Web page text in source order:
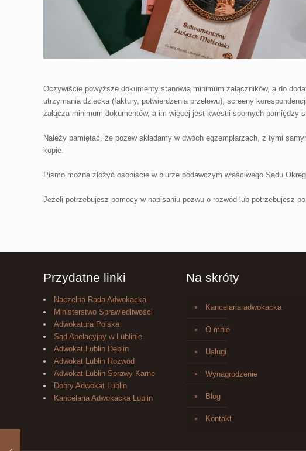
Oczywiście powyższe dokumenty stanowią minimum załączników, a do
utrzymania dziecka (faktury, potwierdzenia przelewu), screeny
załącza minimum dokumentów, a im więcej jest kwestii spornych
Należy pamiętać, że pozew składamy w dwóch egzemplarzach, z tymi
kopie.
Pismo można złożyć osobiście w biurze podawczym właściwego Sądu
Jeżeli potrzebujesz pomocy w napisaniu pozwu o rozwód lub potrzebujesz
Przydatne linki
Naczelna Rada Adwokacka
Ministerstwo Sprawiedliwości
Adwokatura Polska
Sąd Apelacyjny w Lublinie
Adwokat Lublin Dęblin
Adwokat Lublin Rozwód
Adwokat Lublin Sprawy Karne
Dobry Adwokat Lublin
Kancelaria Adwokacka Lublin
Na skróty
Kancelaria adwokacka
O mnie
Usługi
Wynagrodzenie
Blog
Kontakt